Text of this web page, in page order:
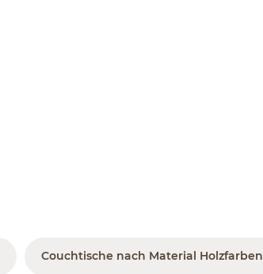
Couchtische nach Material Holzfarben